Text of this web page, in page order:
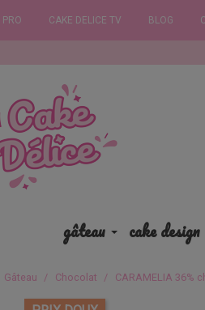
PRO CAKE DELICE TV BLOG
gâteau cake design
Gâteau Chocolat CARAMELIA 36%